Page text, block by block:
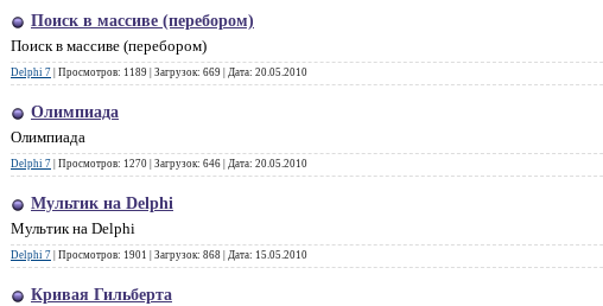
Поиск в массиве (перебором)
Поиск в массиве (перебором)
Delphi 7 Просмотров: 1189 Загрузок: 669 Дата: 20.05.2010
Олимпиада
Олимпиада
Delphi 7 Просмотров: 1270 Загрузок: 646 Дата: 20.05.2010
Мультик на Delphi
Мультик на Delphi
Delphi 7 Просмотров: 1901 Загрузок: 868 Дата: 15.05.2010
Кривая Гильберта